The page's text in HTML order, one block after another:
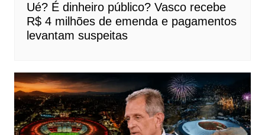
Ué? É dinheiro público? Vasco recebe
R$ 4 milhões de emenda e pagamentos
levantam suspeitas